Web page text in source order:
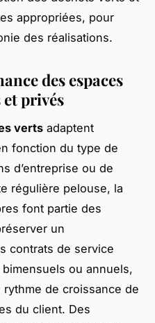
appropriées, pour
des réalisations.
des espaces
privés
verts adaptent
fonction du type de
d’entreprise ou de
régulière pelouse, la
font partie des
un
contrats de service
ou annuels,
de croissance de
du client. Des